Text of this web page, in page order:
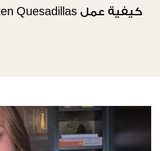
كيفية عمل Chicken Quesadillas